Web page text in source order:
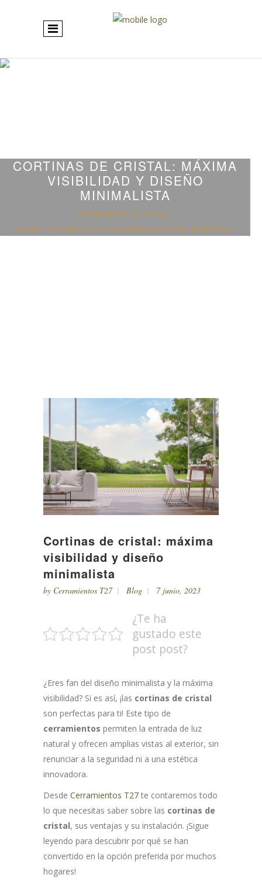
CORTINAS DE CRISTAL: MÁXIMA
VISIBILIDAD Y DISEÑO
MINIMALISTA
cerramientos t27/ blog /
cortinas de cristal: máxima visibilidad y diseño minimalista
Cortinas de cristal: máxima
visibilidad y diseño
minimalista
by Cerramientos T27 Blog 7 junio, 2023
¿Te ha
gustado este
post post?
¿Eres fan del diseño minimalista y la máxima
visibilidad? Si es así, ¡las cortinas de cristal
son perfectas para ti! Este tipo de
cerramientos permiten la entrada de luz
natural y ofrecen amplias vistas al exterior, sin
renunciar a la seguridad ni a una estética
innovadora.
Desde Cerramientos T27 te contaremos todo
lo que necesitas saber sobre las cortinas de
cristal, sus ventajas y su instalación. ¡Sigue
leyendo para descubrir por qué se han
convertido en la opción preferida por muchos
hogares!